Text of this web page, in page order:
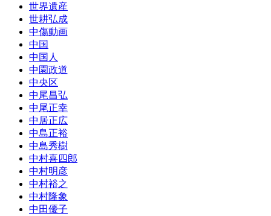
世界遺産
世耕弘成
中傷動画
中国
中国人
中園政道
中央区
中尾昌弘
中尾正幸
中居正広
中島正裕
中島秀樹
中村喜四郎
中村明彦
中村裕之
中村隆象
中田優子